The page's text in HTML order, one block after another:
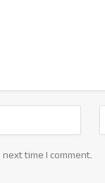
time I comment.